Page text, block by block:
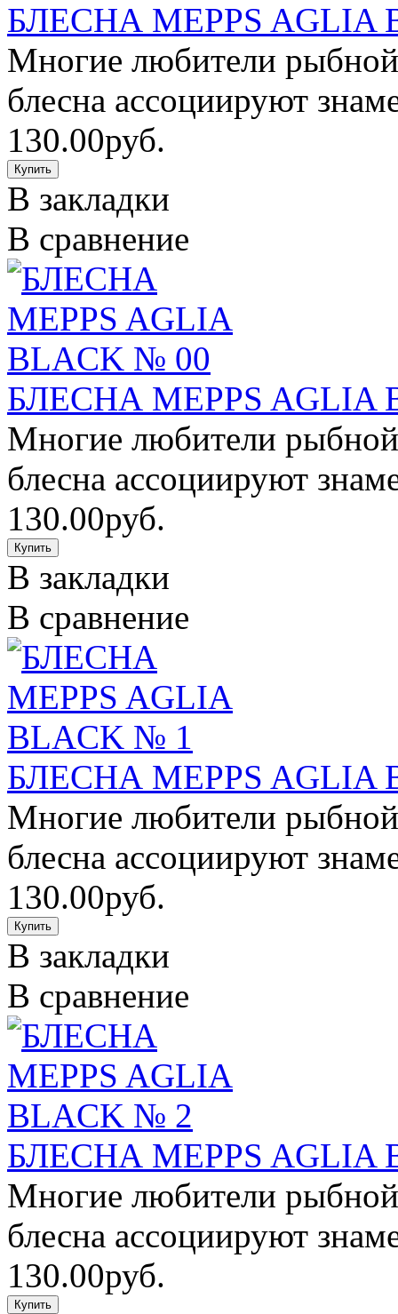
БЛЕСНА MEPPS AGLIA
Многие любители
блесна ассоциируют
130.00руб.
В закладки
В сравнение
БЛЕСНА MEPPS AGLIA
Многие любители
блесна ассоциируют
130.00руб.
В закладки
В сравнение
БЛЕСНА MEPPS AGLIA
Многие любители
блесна ассоциируют
130.00руб.
В закладки
В сравнение
БЛЕСНА MEPPS AGLIA
Многие любители
блесна ассоциируют
130.00руб.